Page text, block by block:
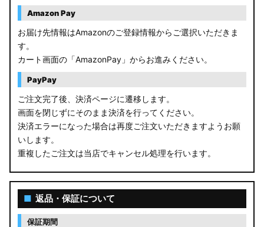
Amazon Pay
お届け先情報はAmazonのご登録情報からご選択いただきま
す。
カート画面の「AmazonPay」からお進みください。
PayPay
ご注文完了後、決済ページに遷移します。
画面を閉じずにそのまま決済を行ってください。
決済エラーになった場合は再度ご注文いただきますようお願
いします。
重複したご注文は当店でキャンセル処理を行います。
■ 返品・保証について
保証期間